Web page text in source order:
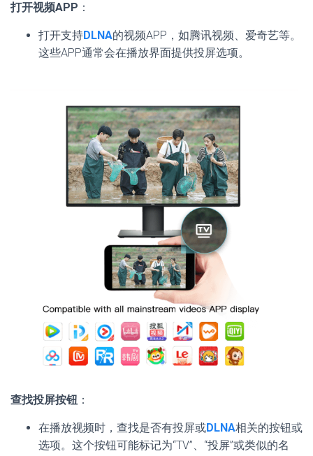
打开视频APP ：
打开支持DLNA的视频APP，如腾讯视频、爱奇艺等。
这些APP通常会在播放界面提供投屏选项。
查找投屏按钮 ：
在播放视频时，查找是否有投屏或DLNA相关的按钮或
选项。这个按钮可能标记为“TV”、“投屏”或类似的名